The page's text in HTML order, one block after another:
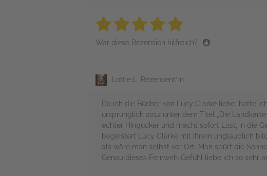
5 stars
5 stars
5 stars
5 stars
War diese Rezension hilfreich?
Lottie L, Rezensent*in
Da ich die Bücher von Lucy Clarke liebe, hatte
ursprünglich 2012 unter dem Titel „Die
echter Hingucker und macht sofort Lust, in die
begeistert Lucy Clarke mit ihrem unglaublich
als wäre man selbst vor Ort. Man spürt die
Genau dieses Fernweh-Gefühl liebe ich so sehr